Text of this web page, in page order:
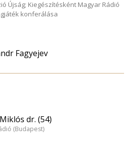
Újság; Kiegészítésként Magyar Rádió
konferálása
Fagyejev
dr. (54)
(Budapest)